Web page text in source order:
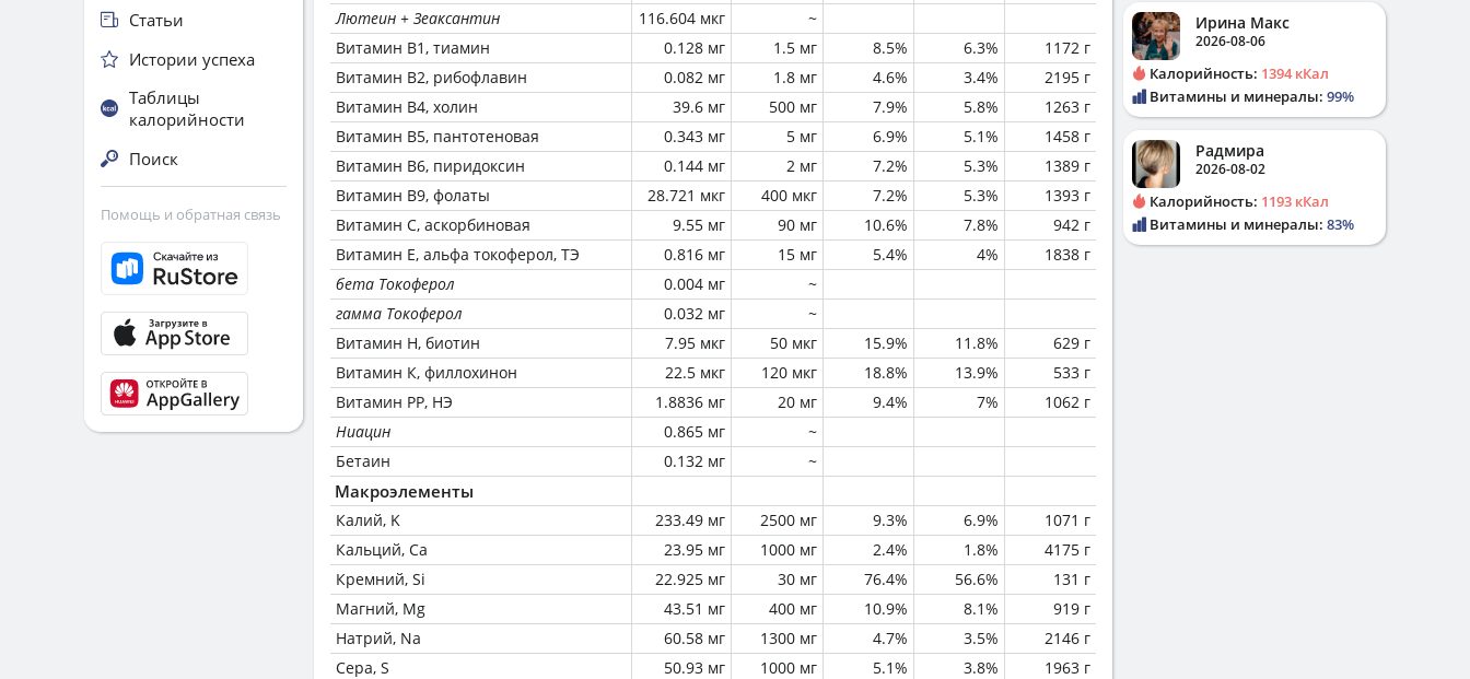
Лютеин + Зеаксантин
116.604 мкг
~
Витамин В1, тиамин
0.128 мг 1.5 мг 8.5% 6.3%
1172 г
Витамин В2, рибофлавин
0.082 мг 1.8 мг 4.6% 3.4%
2195 г
Витамин В4, холин
39.6 мг 500 мг 7.9% 5.8%
1263 г
Витамин В5, пантотеновая
0.343 мг 5 мг 6.9% 5.1%
1458 г
Витамин В6, пиридоксин
0.144 мг 2 мг 7.2% 5.3%
1389 г
Витамин В9, фолаты
28.721 мкг 400 мкг 7.2% 5.3%
1393 г
Витамин C, аскорбиновая
9.55 мг 90 мг 10.6% 7.8%
942 г
Витамин Е, альфа токоферол, ТЭ
0.816 мг 15 мг 5.4% 4%
1838 г
бета Токоферол
0.004 мг
~
гамма Токоферол
0.032 мг
~
Витамин Н, биотин
7.95 мкг 50 мкг 15.9% 11.8%
629 г
Витамин К, филлохинон
22.5 мкг 120 мкг 18.8% 13.9%
533 г
Витамин РР, НЭ
1.8836 мг 20 мг 9.4% 7%
1062 г
Ниацин
0.865 мг
~
Бетаин
0.132 мг ~
Макроэлементы
Калий, K 233.49 мг 2500 мг 9.3% 6.9%
1071 г
Кальций, Ca
23.95 мг 1000 мг 2.4% 1.8%
4175 г
Кремний, Si
22.925 мг 30 мг 76.4% 56.6%
131 г
Магний, Mg
43.51 мг 400 мг 10.9% 8.1%
919 г
Натрий, Na
60.58 мг 1300 мг 4.7% 3.5%
2146 г
Сера, S
50.93 мг 1000 мг 5.1% 3.8%
1963 г
Статьи
Истории успеха
Таблицы
калорийности
Поиск
Помощь и обратная связь
Ирина Макс
2026-08-06
Калорийность: 1394 кКал
Витамины и минералы: 99%
Радмира
2026-08-02
Калорийность: 1193 кКал
Витамины и минералы: 83%